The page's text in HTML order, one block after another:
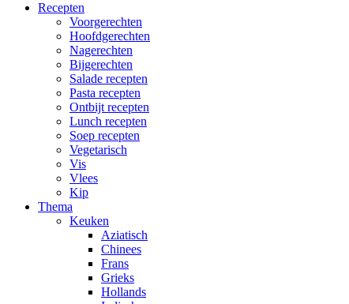
Recepten
Voorgerechten
Hoofdgerechten
Nagerechten
Bijgerechten
Salade recepten
Pasta recepten
Ontbijt recepten
Lunch recepten
Soep recepten
Vegetarisch
Vis
Vlees
Kip
Thema
Keuken
Aziatisch
Chinees
Frans
Grieks
Hollands